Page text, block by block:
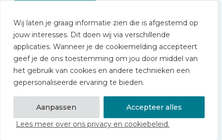
Wij laten je graag informatie zien die is afgestemd op
jouw interesses. Dit doen wij via verschillende
applicaties. Wanneer je de cookiemelding accepteert
geef je de ons toestemming om jou door middel van
het gebruik van cookies en andere technieken een
gepersonaliseerde ervaring te bieden.
Aanpassen
Accepteer alles
Lees meer over ons privacy en cookiebeleid.
© 2026 NVD
Privacy statement
Disclaimer